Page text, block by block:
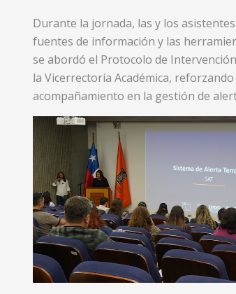
Durante la jornada, las y los
fuentes de información y las
se abordó el Protocolo de
la Vicerrectoría Académica,
acompañamiento en la gestión de